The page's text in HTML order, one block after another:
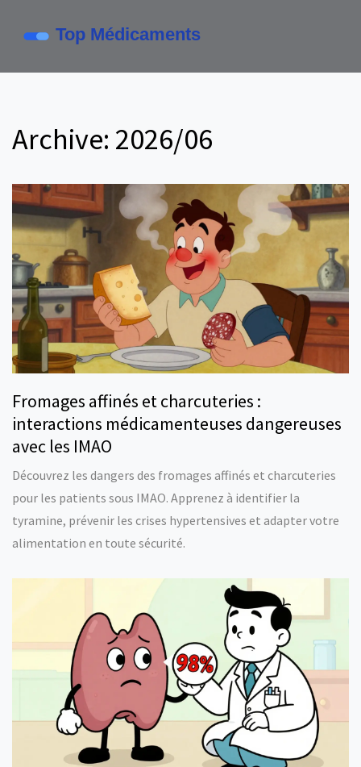
Archive: 2026/06
Fromages affinés et charcuteries :
interactions médicamenteuses dangereuses
avec les IMAO
Découvrez les dangers des fromages affinés et charcuteries
pour les patients sous IMAO. Apprenez à identifier la
tyramine, prévenir les crises hypertensives et adapter votre
alimentation en toute sécurité.